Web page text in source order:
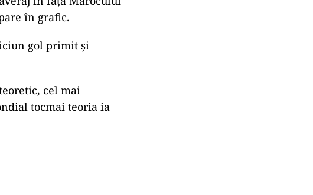
în grafic.
gol primit și
cel mai
tocmai teoria ia